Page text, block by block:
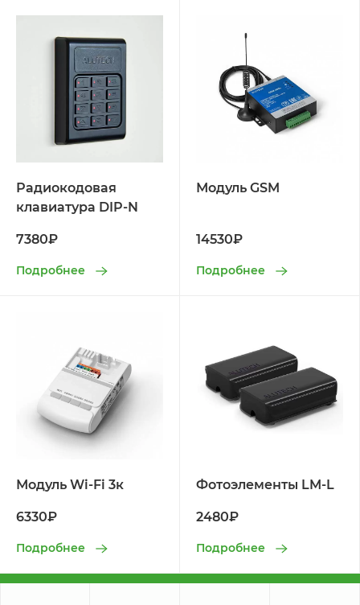
Радиокодовая
клавиатура DIP-N
7380₽
Подробнее
Модуль GSM
14530₽
Подробнее
Модуль Wi-Fi 3к
6330₽
Подробнее
Фотоэлементы LM-L
2480₽
Подробнее